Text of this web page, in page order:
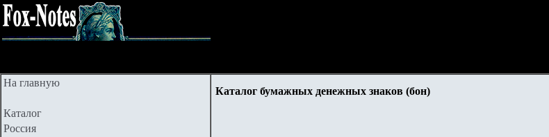
На главную
Каталог
Россия
Каталог бумажных денежных знаков (бон)